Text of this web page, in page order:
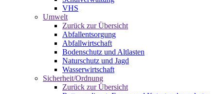
VHS
Umwelt
Zurück zur Übersicht
Abfallentsorgung
Abfallwirtschaft
Bodenschutz und Altlasten
Naturschutz und Jagd
Wasserwirtschaft
Sicherheit/Ordnung
Zurück zur Übersicht